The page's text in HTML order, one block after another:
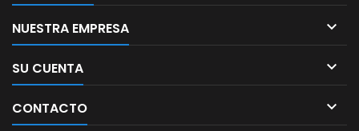
NUESTRA EMPRESA 
SU CUENTA 
CONTACTO 